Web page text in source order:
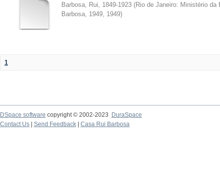
Barbosa, Rui, 1849-1923 (Rio de Janeiro: Ministério
Barbosa, 1949, 1949)
1
DSpace software copyright © 2002-2023
DuraSpace
Contact Us
Send Feedback Casa Rui Barbosa